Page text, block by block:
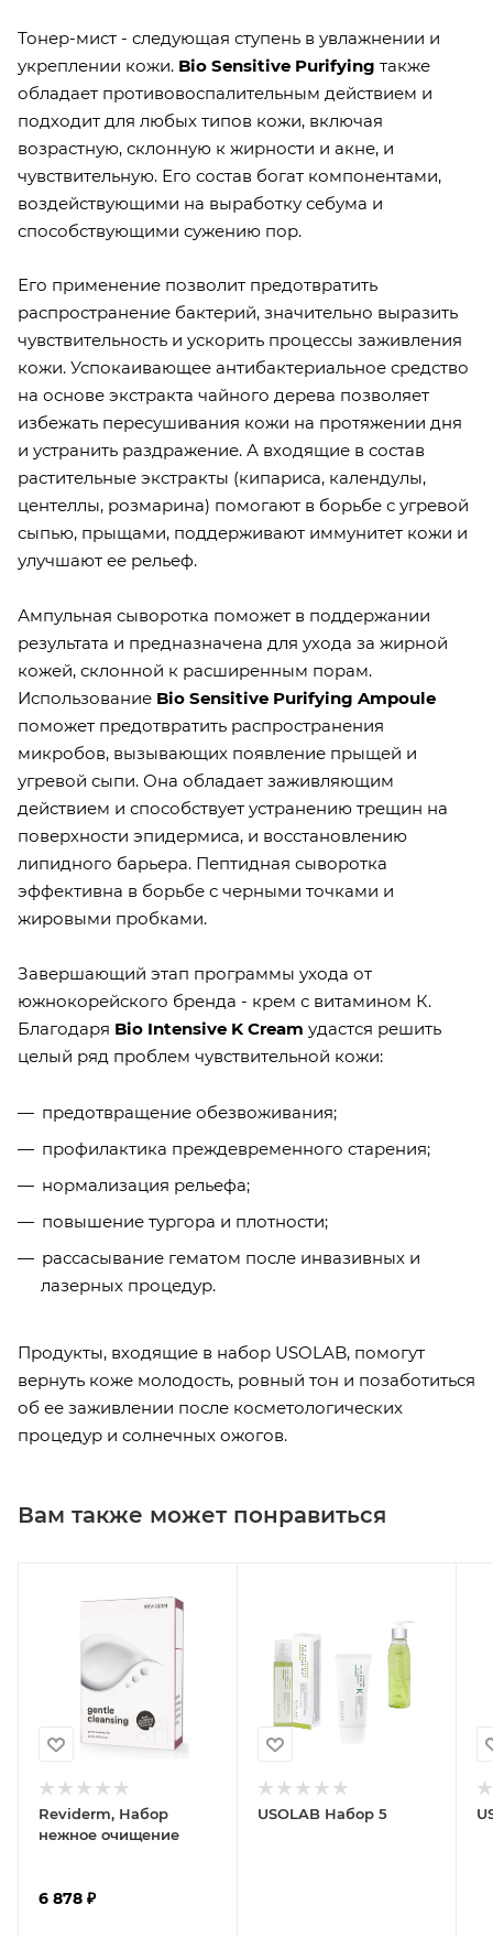
Тонер-мист - следующая ступень в увлажнении и
укреплении кожи. Bio Sensitive Purifying также
обладает противовоспалительным действием и
подходит для любых типов кожи, включая
возрастную, склонную к жирности и акне, и
чувствительную. Его состав богат компонентами,
воздействующими на выработку себума и
способствующими сужению пор.
Его применение позволит предотвратить
распространение бактерий, значительно выразить
чувствительность и ускорить процессы заживления
кожи. Успокаивающее антибактериальное средство
на основе экстракта чайного дерева позволяет
избежать пересушивания кожи на протяжении дня
и устранить раздражение. А входящие в состав
растительные экстракты (кипариса, календулы,
центеллы, розмарина) помогают в борьбе с угревой
сыпью, прыщами, поддерживают иммунитет кожи и
улучшают ее рельеф.
Ампульная сыворотка поможет в поддержании
результата и предназначена для ухода за жирной
кожей, склонной к расширенным порам.
Использование Bio Sensitive Purifying Ampoule
поможет предотвратить распространения
микробов, вызывающих появление прыщей и
угревой сыпи. Она обладает заживляющим
действием и способствует устранению трещин на
поверхности эпидермиса, и восстановлению
липидного барьера. Пептидная сыворотка
эффективна в борьбе с черными точками и
жировыми пробками.
Завершающий этап программы ухода от
южнокорейского бренда - крем с витамином К.
Благодаря Bio Intensive K Cream удастся решить
целый ряд проблем чувствительной кожи:
предотвращение обезвоживания;
профилактика преждевременного старения;
нормализация рельефа;
повышение тургора и плотности;
рассасывание гематом после инвазивных и
лазерных процедур.
Продукты, входящие в набор USOLAB, помогут
вернуть коже молодость, ровный тон и позаботиться
об ее заживлении после косметологических
процедур и солнечных ожогов.
Вам также может понравиться
Reviderm, Набор
нежное очищение
6 878 ₽
USOLAB Набор 5